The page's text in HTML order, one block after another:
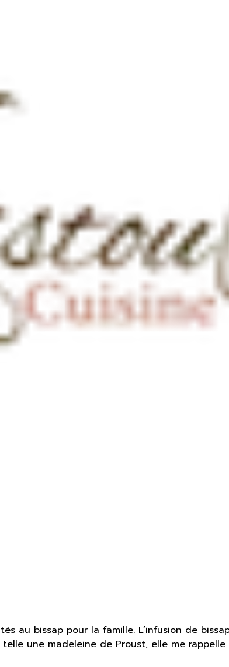
au bissap pour la famille. L’infusion de
une madeleine de Proust, elle me